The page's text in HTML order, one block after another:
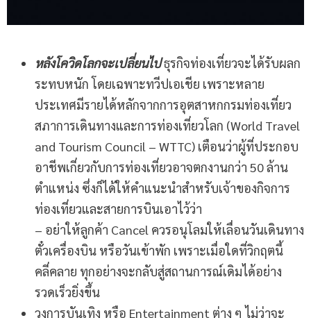
หลังโควิดโลกจะเปลี่ยนไปธุรกิจท่องเที่ยวจะได้รับผลก
ระทบหนัก โดยเฉพาะทวีปเอเชีย เพราะหลาย
ประเทศมีรายได้หลักจากการอุตสาหกกรมท่องเที่ยว
สภาการเดินทางและการท่องเที่ยวโลก (World Travel
and Tourism Council – WTTC) เตือนว่าผู้ที่ประกอบ
อาชีพเกี่ยวกับการท่องเที่ยวอาจตกงานกว่า 50 ล้าน
ตำแหน่ง ซึ่งก็ได้ให้คำแนะนำสำหรับเจ้าของกิจการ
ท่องเที่ยวและสายการบินเอาไว้ว่า
– อย่าให้ลูกค้า Cancel ควรอนุโลมให้เลื่อนวันเดินทาง
ตั๋วเครื่องบิน หรือวันเข้าพัก เพราะเมื่อใดที่วิกฤตนี้
คลี่คลาย ทุกอย่างจะกลับสู่สถานการณ์เดิมได้อย่าง
รวดเร็วยิ่งขึ้น
วงการบันเทิง หรือ Entertainment ต่าง ๆ ไม่ว่าจะ